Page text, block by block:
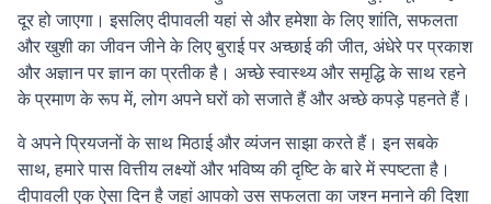
दूर हो जाएगा। इसलिए दीपावली यहां से और हमेशा के लिए शांति, सफलता
और खुशी का जीवन जीने के लिए बुराई पर अच्छाई की जीत, अंधेरे पर प्रकाश
और अज्ञान पर ज्ञान का प्रतीक है। अच्छे स्वास्थ्य और समृद्धि के साथ रहने
के प्रमाण के रूप में, लोग अपने घरों को सजाते हैं और अच्छे कपड़े पहनते हैं।
वे अपने प्रियजनों के साथ मिठाई और व्यंजन साझा करते हैं। इन सबके
साथ, हमारे पास वित्तीय लक्ष्यों और भविष्य की दृष्टि के बारे में स्पष्टता है।
दीपावली एक ऐसा दिन है जहां आपको उस सफलता का जश्न मनाने की दिशा